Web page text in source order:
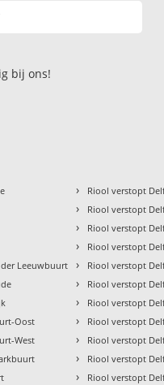
bij ons!
Leeuwbuurt
Oost
West
› Riool verstopt
› Riool verstopt
› Riool verstopt
› Riool verstopt
› Riool verstopt
› Riool verstopt
› Riool verstopt
› Riool verstopt
› Riool verstopt
› Riool verstopt
› Riool verstopt